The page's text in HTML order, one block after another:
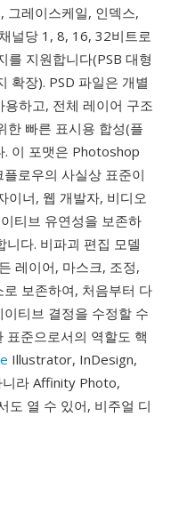
그레이스케일, 인덱스,
널당 1, 8, 16, 32비트로
지원합니다(PSB 대형
확장). PSD 파일은 개별
하고, 전체 레이어 구조
한 빠른 표시용 합성(플
. 이 포맷은 Photoshop
로우의 사실상 표준이
너, 웹 개발자, 비디오
티브 유연성을 보존하
니다. 비파괴 편집 모델
레이어, 마스크, 조정,
보존하여, 처음부터 다
티브 결정을 수정할 수
표준으로서의 역할도 핵
Illustrator, InDesign,
라 Affinity Photo,
도 열 수 있어, 비주얼 디